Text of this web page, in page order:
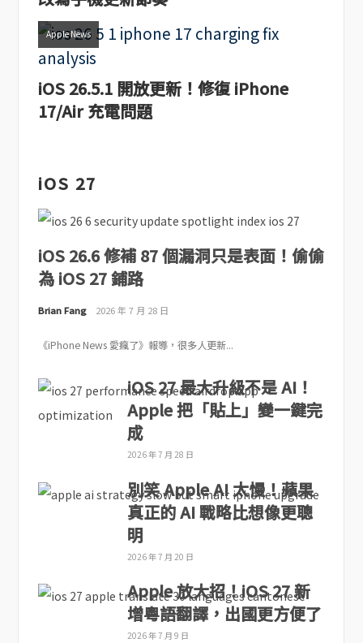
Apple News
iOS 26.5.1 開放更新！修復 iPhone
17/Air 充電問題
iOS 27
iOS 26.6 修補 87 個漏洞只是表面！偷偷
為 iOS 27 鋪路
Brian Fang 2026 年 7 月 28 日
《iPhone News 愛瘋了》報導，很多人更新...
iOS 27 最大升級不是 AI！
Apple 把「貼上」變一鍵完
成
2026 年 7 月 28 日
別笑 Apple AI 太慢！蘋果
真正的 AI 戰略比想像更聰
明
2026 年 7 月 20 日
Apple 放大招！iOS 27 新
增粵語翻譯，出國更方便了
2026 年 7 月 9 日